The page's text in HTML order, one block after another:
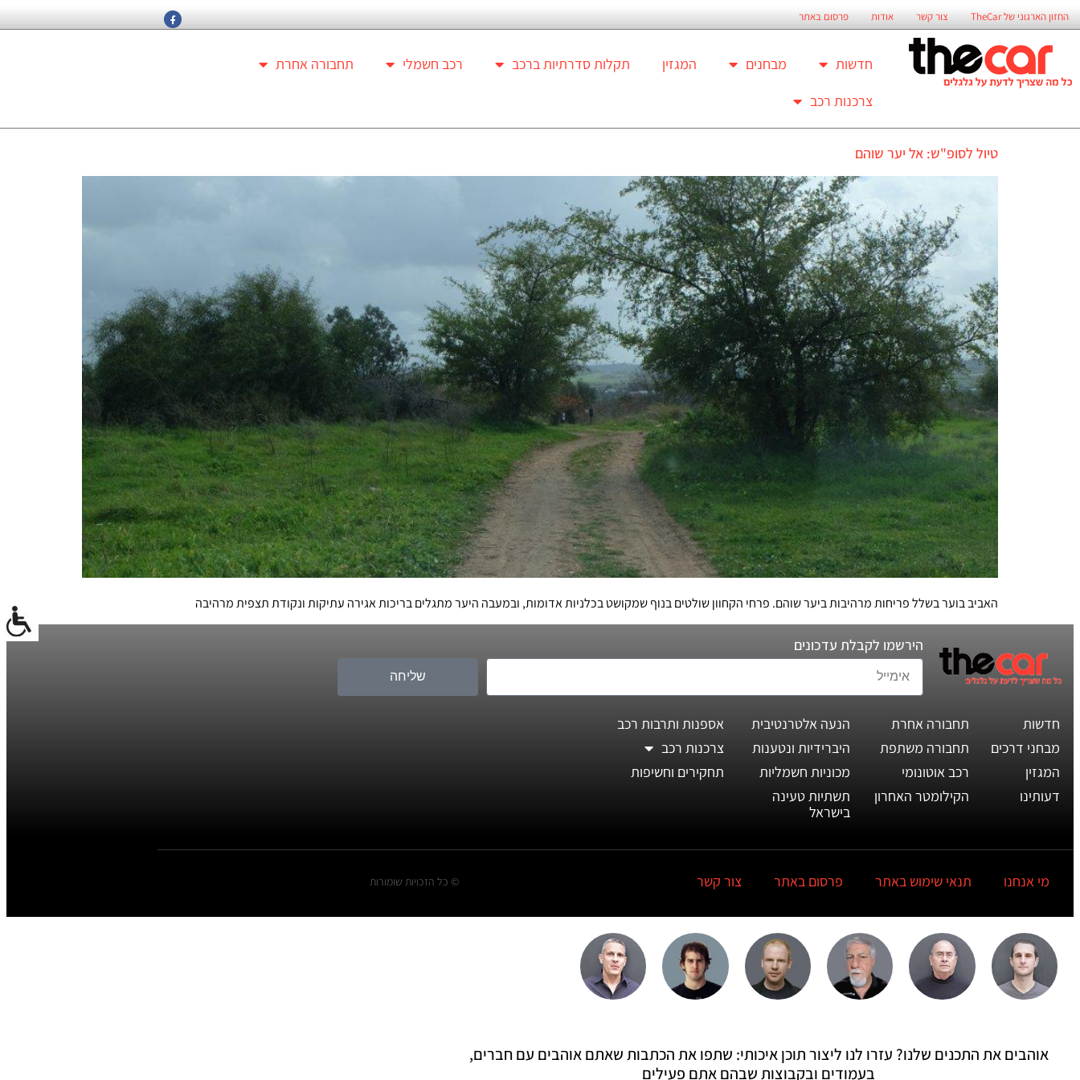
החזון הארגוני של TheCar צור קשר אודות פרסום באתר
חדשות מבחנים המגזין תקלות סדרתיות ברכב רכב חשמלי
תחבורה אחרת
צרכנות רכב
טיול לסופ"ש: אל יער שוהם
האביב בוער בשלל פריחות מרהיבות ביער שוהם. פרחי הקחוון שולטים בנוף שמקושט בכלניות אדומות, ובמעבה היער מתגלים בריכות אגירה עתיקות ונקודת תצפית מרהיבה
הירשמו לקבלת עדכונים
שליחה
חדשות
מבחני דרכים
המגזין
דעותינו
תחבורה אחרת
תחבורה משתפת
רכב אוטונומי
הקילומטר האחרון
הנעה אלטרנטיבית
היברידיות ונטענות
מכוניות חשמליות
תשתיות טעינה
בישראל
אספנות ותרבות רכב
צרכנות רכב
תחקירים וחשיפות
מי אנחנו תנאי שימוש באתר פרסום באתר צור קשר © כל הזכויות שומורות
אוהבים את התכנים שלנו? עזרו לנו ליצור תוכן איכותי: שתפו את הכתבות שאתם אוהבים עם חברים,
בעמודים ובקבוצות שבהם אתם פעילים